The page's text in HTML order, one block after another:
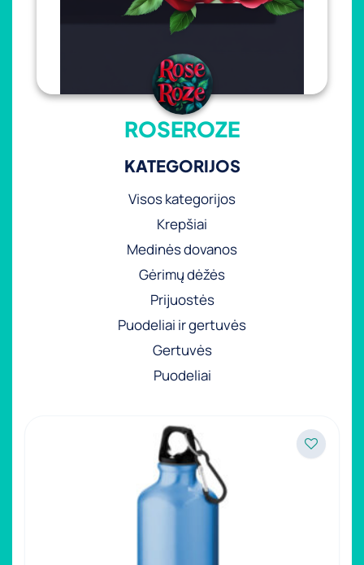
ROSEROZE
KATEGORIJOS
Visos kategorijos
Krepšiai
Medinės dovanos
Gėrimų dėžės
Prijuostės
Puodeliai ir gertuvės
Gertuvės
Puodeliai